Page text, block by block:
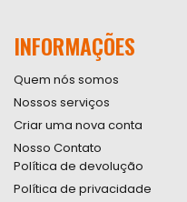
INFORMAÇÕES
Quem nós somos
Nossos serviços
Criar uma nova conta
Nosso Contato
Política de devolução
Política de privacidade